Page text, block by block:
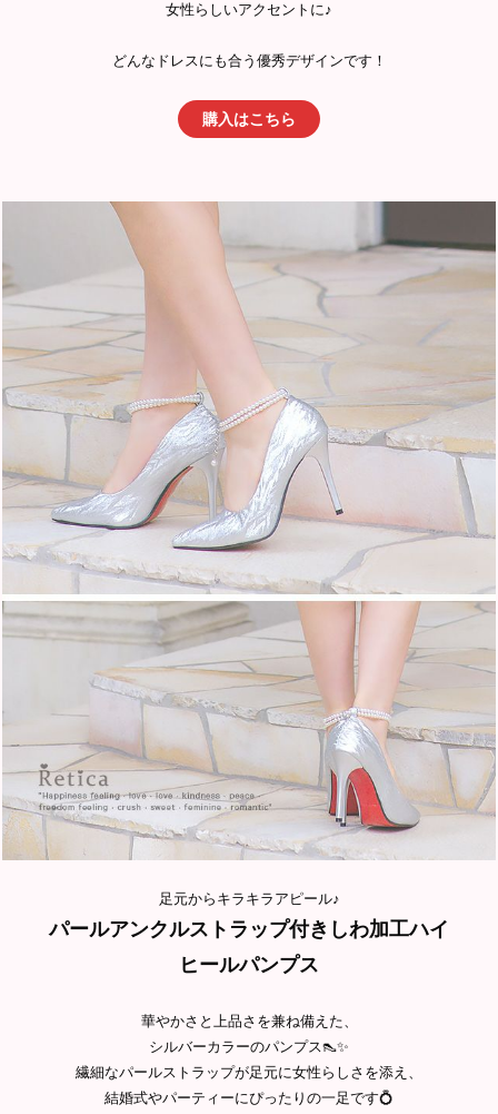
女性らしいアクセントに♪
どんなドレスにも合う優秀デザインです！
購入はこちら
足元からキラキラアピール♪
パールアンクルストラップ付きしわ加工ハイ
ヒールパンプス
華やかさと上品さを兼ね備えた、
シルバーカラーのパンプス👠✨
繊細なパールストラップが足元に女性らしさを添え、
結婚式やパーティーにぴったりの一足です💍